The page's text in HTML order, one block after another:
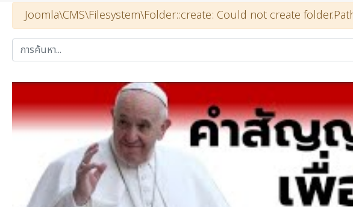
คำเตือน
Joomla\CMS\Filesystem\Folder::create: Could not create